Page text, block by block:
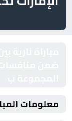
معلومات